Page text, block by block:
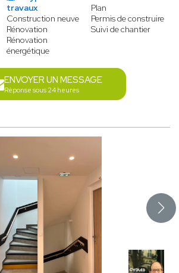
travaux
Construction neuve
Rénovation
Rénovation
énergétique
Plan
Permis de construire
Suivi de chantier
ENVOYER UN MESSAGE
Réponse sous 24 heures